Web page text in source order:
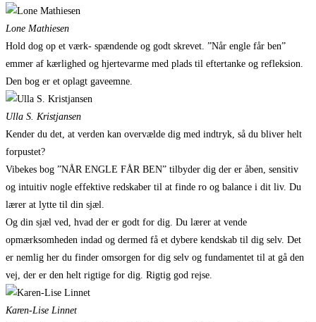
Lone Mathiesen
Hold dog op et værk- spændende og godt skrevet. ”Når engle får ben”
emmer af kærlighed og hjertevarme med plads til eftertanke og refleksion.
Den bog er et oplagt gaveemne.
Ulla S. Kristjansen
Kender du det, at verden kan overvælde dig med indtryk, så du bliver helt
forpustet?
Vibekes bog ”NÅR ENGLE FÅR BEN” tilbyder dig der er åben, sensitiv
og intuitiv nogle effektive redskaber til at finde ro og balance i dit liv. Du
lærer at lytte til din sjæl.
Og din sjæl ved, hvad der er godt for dig. Du lærer at vende
opmærksomheden indad og dermed få et dybere kendskab til dig selv. Det
er nemlig her du finder omsorgen for dig selv og fundamentet til at gå den
vej, der er den helt rigtige for dig. Rigtig god rejse.
Karen-Lise Linnet